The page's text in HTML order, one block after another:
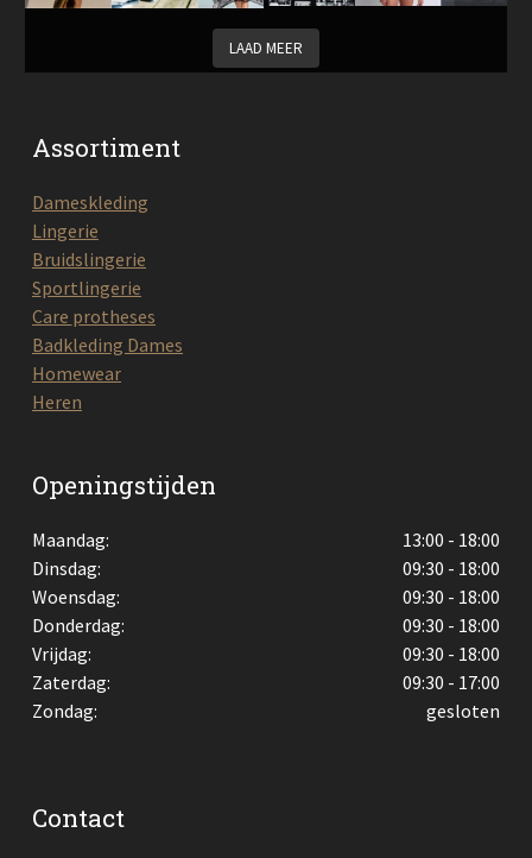
LAAD MEER
Assortiment
Dameskleding
Lingerie
Bruidslingerie
Sportlingerie
Care protheses
Badkleding Dames
Homewear
Heren
Openingstijden
Maandag:
13:00 - 18:00
Dinsdag:
09:30 - 18:00
Woensdag:
09:30 - 18:00
Donderdag:
09:30 - 18:00
Vrijdag:
09:30 - 18:00
Zaterdag:
09:30 - 17:00
Zondag:
gesloten
Contact